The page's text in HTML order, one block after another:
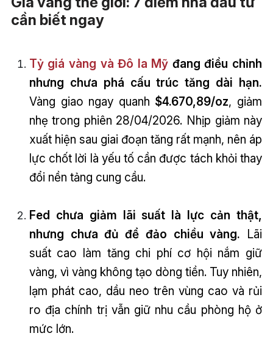
cần biết ngay
Tỷ giá vàng và Đô la Mỹ đang điều chỉnh
nhưng chưa phá cấu trúc tăng dài hạn.
Vàng giao ngay quanh $4.670,89/oz, giảm
nhẹ trong phiên 28/04/2026. Nhịp giảm này
xuất hiện sau giai đoạn tăng rất mạnh, nên áp
lực chốt lời là yếu tố cần được tách khỏi thay
đổi nền tảng cung cầu.
Fed chưa giảm lãi suất là lực cản thật,
nhưng chưa đủ để đảo chiều vàng. Lãi
suất cao làm tăng chi phí cơ hội nắm giữ
vàng, vì vàng không tạo dòng tiền. Tuy nhiên,
lạm phát cao, dầu neo trên vùng cao và rủi
ro địa chính trị vẫn giữ nhu cầu phòng hộ ở
mức lớn.